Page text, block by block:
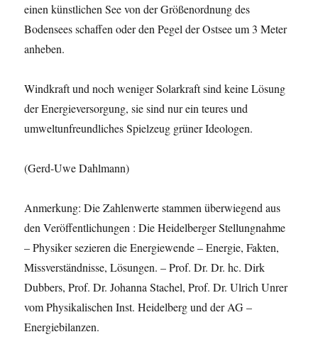
einen künstlichen See von der Größenordnung des
Bodensees schaffen oder den Pegel der Ostsee um 3 Meter
anheben.
Windkraft und noch weniger Solarkraft sind keine Lösung
der Energieversorgung, sie sind nur ein teures und
umweltunfreundliches Spielzeug grüner Ideologen.
(Gerd-Uwe Dahlmann)
Anmerkung: Die Zahlenwerte stammen überwiegend aus
den Veröffentlichungen : Die Heidelberger Stellungnahme
– Physiker sezieren die Energiewende – Energie, Fakten,
Missverständnisse, Lösungen. – Prof. Dr. Dr. hc. Dirk
Dubbers, Prof. Dr. Johanna Stachel, Prof. Dr. Ulrich Unrer
vom Physikalischen Inst. Heidelberg und der AG –
Energiebilanzen.